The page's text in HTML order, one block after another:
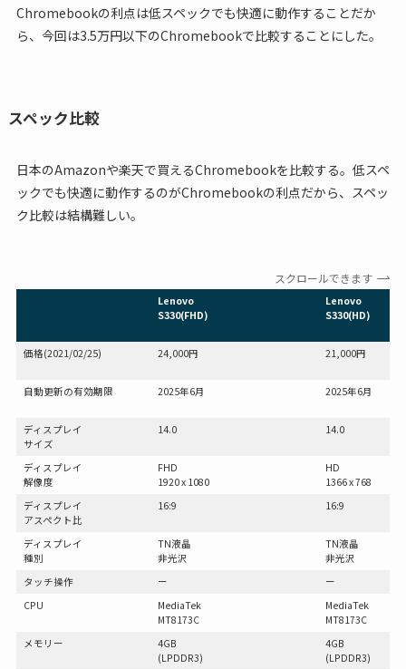
Chromebookの利点は低スペックでも快適に動作することだか
ら、今回は3.5万円以下のChromebookで比較することにした。
スペック比較
日本のAmazonや楽天で買えるChromebookを比較する。低スペ
ックでも快適に動作するのがChromebookの利点だから、スペッ
ク比較は結構難しい。
スクロールできます
Lenovo
S330(FHD)
Lenovo
S330(HD)
価格(2021/02/25) 24,000円 21,000円
自動更新の有効期限 2025年6月 2025年6月
ディスプレイ
サイズ
14.0 14.0
ディスプレイ
解像度
FHD
1920 x 1080
HD
1366 x 768
ディスプレイ
アスペクト比
16:9 16:9
ディスプレイ
種別
TN液晶
非光沢
TN液晶
非光沢
タッチ操作
ー
ー
CPU
MediaTek
MT8173C
MediaTek
MT8173C
メモリー
4GB
(LPDDR3)
4GB
(LPDDR3)